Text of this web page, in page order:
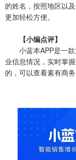
的姓名，按照地区以
更加轻松方便。
【小编点评】
小蓝本APP是一款
业信息情况，实时掌
的，可以查看素有商